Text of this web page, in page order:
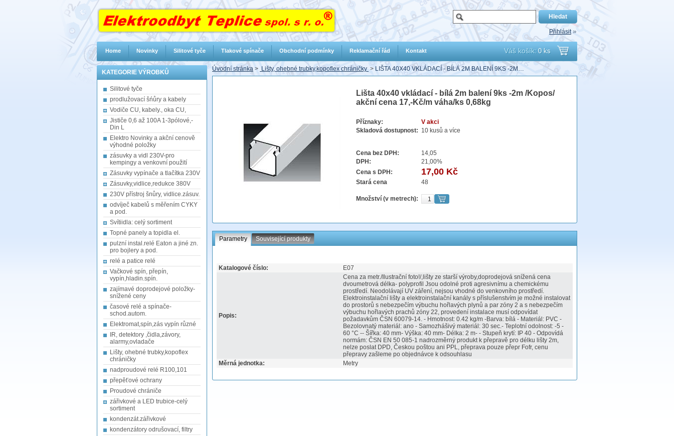
Váš košík: 0 ks
KATEGORIE VÝROBKŮ
Silitové tyče
prodlužovací šńůry a kabely
Vodiče CU, kabely., oka CU,
Jističe 0,6 až 100A 1-3pólové,-
Din L
Elektro Novinky a akční cenově
výhodné položky
zásuvky a vidl 230V-pro
kempingy a venkovní použití
Zásuvky vypínače a tlačítka 230V
Zásuvky,vidlice,redukce 380V
230V přístroj šnůry, vidlice.zásuv.
odvíječ kabelů s měřením CYKY
a pod.
Svítiidla: celý sortiment
Topné panely a topidla el.
pulzní instal.relé Eaton a jiné zn.
pro bojlery a pod.
relé a patice relé
Vačkové spín, přepín,
vypín,hladin.spín.
zajímavé doprodejové položky-
snížené ceny
časové relé a spínače-
schod.autom.
Elektromat,spín,zás vypín různé
IR, detektory ,čidla,závory,
alarmy,ovladače
Lišty, ohebné trubky,kopoflex
chráničky
nadproudové relé R100,101
přepěťové ochrany
Proudové chrániče
zářivkové a LED trubice-celý
sortiment
kondenzát.zářivkové
kondenzátory odrušovací, filtry
Přihlásit
Úvodní stránka > Lišty, ohebné trubky,kopoflex chráničky > LIŠTA 40X40 VKLÁDACÍ - BÍLÁ 2M BALENÍ 9KS -2M…
Lišta 40x40 vkládací - bílá 2m balení 9ks -2m /Kopos/
akční cena 17,-Kč/m váha/ks 0,68kg
Příznaky:
V akci
Skladová dostupnost: 10 kusů a více
Cena bez DPH:
14,05
DPH:
21,00%
Cena s DPH:
17,00 Kč
Stará cena 48
Množství (v metrech):
Parametry Související produkty
Katalogové číslo: E07
Popis:
Cena za metr./Ilustrační foto!/,lišty ze starší výroby,doprodejová snížená cena
dvoumetrová délka- polyprofil Jsou odolné proti agresivnímu a chemickému
prostředí. Neodolávají UV záření, nejsou vhodné do venkovního prostředí.
Elektroinstalační lišty a elektroinstalační kanály s příslušenstvím je možné instalovat
do prostorů s nebezpečím výbuchu hořlavých plynů a par zóny 2 a s nebezpečím
výbuchu hořlavých prachů zóny 22, provedení instalace musí odpovídat
požadavkům ČSN 60079-14. - Hmotnost: 0.42 kg/m -Barva: bílá - Materiál: PVC -
Bezolovnatý materiál: ano - Samozhášivý materiál: 30 sec.- Teplotní odolnost: -5 -
60 °C -- Šířka: 40 mm- Výška: 40 mm- Délka: 2 m- - Stupeň krytí: IP 40 - Odpovídá
normám: ČSN EN 50 085-1 nadrozměrný produkt k přepravě pro délku lišty 2m,
nelze poslat DPD, Českou poštou ani PPL, přeprava pouze přepr Fofr, cenu
přepravy zašleme po objednávce k odsouhlasu
Měrná jednotka:
Metry
Home Novinky Silitové tyče Tlakové spínače Obchodní podmínky Reklamační řád Kontakt